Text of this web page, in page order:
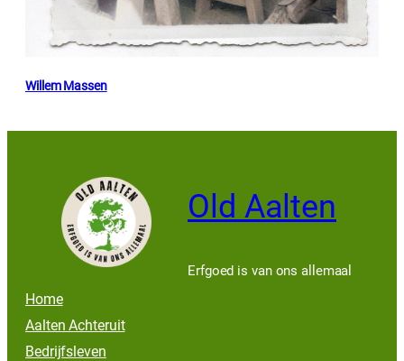
Willem Massen
Old Aalten
Erfgoed is van ons allemaal
Home
Aalten Achteruit
Bedrijfsleven